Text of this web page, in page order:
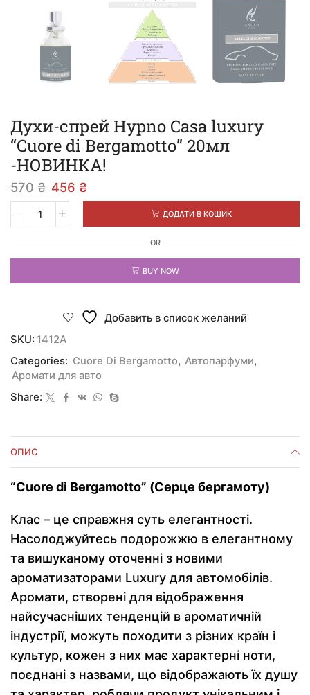
Духи-спрей Hypno Casa luxury
“Cuore di Bergamotto” 20мл
-НОВИНКА!
570₴ 456 ₴
ДОДАТИ В КОШИК
OR
BUY NOW
Добавить в список желаний
SKU: 1412A
Categories: Cuore Di Bergamotto, Автопарфуми,
Аромати для авто
Share:
ОПИС
“Cuore di Bergamotto” (Серце бергамоту)
Клас – це справжня суть елегантності.
Насолоджуйтесь подорожжю в елегантному
та вишуканому оточенні з новими
ароматизаторами Luxury для автомобілів.
Аромати, створені для відображення
найсучасніших тенденцій в ароматичній
індустрії, можуть походити з різних країн і
культур, кожен з них має характерні ноти,
поєднані з назвами, що відображають їх душу